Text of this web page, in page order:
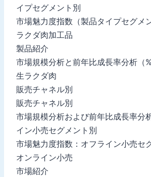
イプセグメント別
市場魅力度指数（製品タイプセグメ
ラクダ肉加工品
製品紹介
市場規模分析と前年比成長率分析（
生ラクダ肉
販売チャネル別
販売チャネル別
市場規模分析および前年比成長率分
イン小売セグメント別
市場魅力度指数：オフライン小売セ
オンライン小売
市場紹介